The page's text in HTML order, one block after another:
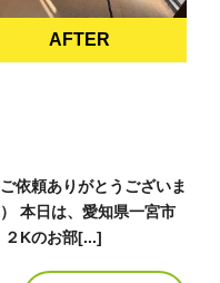
AFTER
依頼ありがとうございま
本日は、愛知県一宮市
２Kのお部[...]